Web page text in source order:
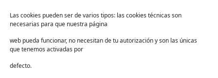
Las cookies pueden ser de varios tipos: las cookies técnicas son
necesarias para que nuestra página
web pueda funcionar, no necesitan de tu autorización y son las únicas
que tenemos activadas por
defecto.
marzo 2020
febrero 2020
enero 2020
diciembre 2019